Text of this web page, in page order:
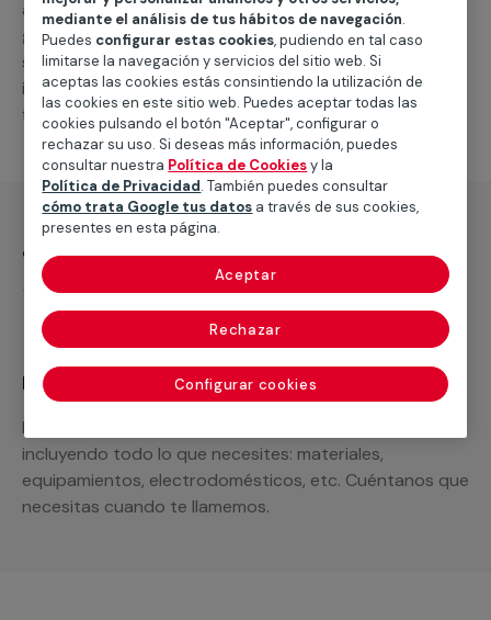
alternativas que podemos ofrecerte para elservicio
general de climatización frio, como por ejemplo el
suministro de los materiales necesarios, las
intervenciones a realizar, o la mano de obra que hará
falta para completar tu proyecto.
¿Qué incluye?
Desplazamiento
Recuerda que en MULTIMAP
Podemos ofrecer cualquier servicio a medida
incluyendo todo lo que necesites: materiales,
equipamientos, electrodomésticos, etc. Cuéntanos que
necesitas cuando te llamemos.
mediante el análisis de tus hábitos de navegación.
Puedes configurar estas cookies, pudiendo en tal caso
limitarse la navegación y servicios del sitio web. Si
aceptas las cookies estás consintiendo la utilización de
las cookies en este sitio web. Puedes aceptar todas las
cookies pulsando el botón "Aceptar", configurar o
rechazar su uso. Si deseas más información, puedes
consultar nuestra Política de Cookiesy la
Política de Privacidad. También puedes consultar
cómo trata Google tus datos a través de sus cookies,
presentes en esta página.
Configurar cookies
Rechazar
Aceptar